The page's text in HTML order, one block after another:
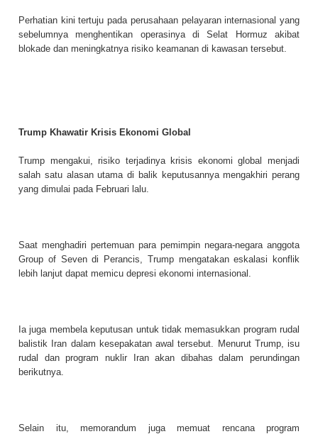
Perhatian kini tertuju pada perusahaan pelayaran internasional yang
sebelumnya menghentikan operasinya di Selat Hormuz akibat
blokade dan meningkatnya risiko keamanan di kawasan tersebut.
Trump Khawatir Krisis Ekonomi Global
Trump mengakui, risiko terjadinya krisis ekonomi global menjadi
salah satu alasan utama di balik keputusannya mengakhiri perang
yang dimulai pada Februari lalu.
Saat menghadiri pertemuan para pemimpin negara-negara anggota
Group of Seven di Perancis, Trump mengatakan eskalasi konflik
lebih lanjut dapat memicu depresi ekonomi internasional.
Ia juga membela keputusan untuk tidak memasukkan program rudal
balistik Iran dalam kesepakatan awal tersebut. Menurut Trump, isu
rudal dan program nuklir Iran akan dibahas dalam perundingan
berikutnya.
Selain itu, memorandum juga memuat rencana program